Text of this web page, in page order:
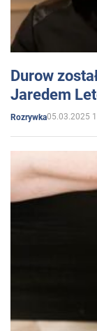
Durow
Jaredem
Rozrywka05.03.2025